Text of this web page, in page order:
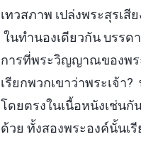
เทวสภาพ เปล่งพระสุร
ในทำนองเดียวกัน บรรด
การที่พระวิญญาณของพร
เรียกพวกเขาว่าพระเจ้า
โดยตรงในเนื้อหนังเช่น
ด้วย ทั้งสองพระองค์นั้นเ